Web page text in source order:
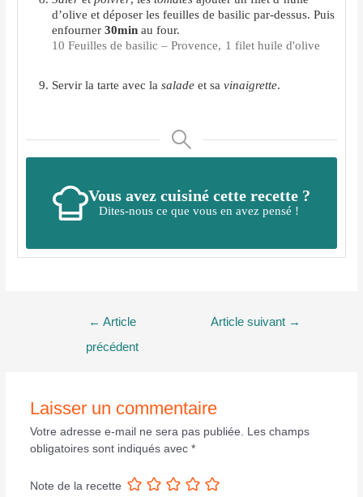
d’olive et déposer les feuilles de basilic par-dessus. Puis
enfourner30min au four.
10 Feuilles de basilic – Provence, 1 filet huile d'olive
Servir la tarte avec lasaladeet savinaigrette.
Vous avez cuisiné cette recette ?
Dites-nous ce que vous en avez pensé !
← Article
précédent
Article suivant →
Laisser un commentaire
Votre adresse e-mail ne sera pas publiée. Les champs
obligatoires sont indiqués avec *
Note de la recette